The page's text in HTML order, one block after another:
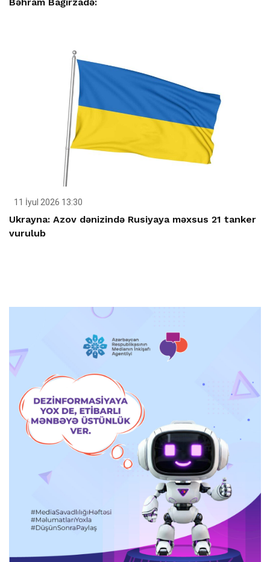
11 İyul 2026 13:30
Ukrayna: Azov dənizində Rusiyaya məxsus 21 tanker
vurulub